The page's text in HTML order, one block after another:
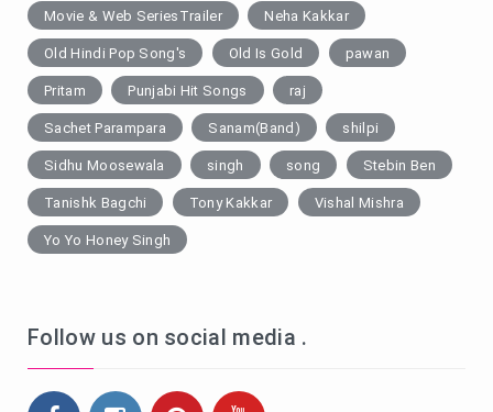
Movie & Web SeriesTrailer Neha Kakkar
Old Hindi Pop Song's Old Is Gold pawan
Pritam Punjabi Hit Songs raj
Sachet Parampara Sanam(Band) shilpi
Sidhu Moosewala singh song Stebin Ben
Tanishk Bagchi Tony Kakkar Vishal Mishra
Yo Yo Honey Singh
Follow us on social media .